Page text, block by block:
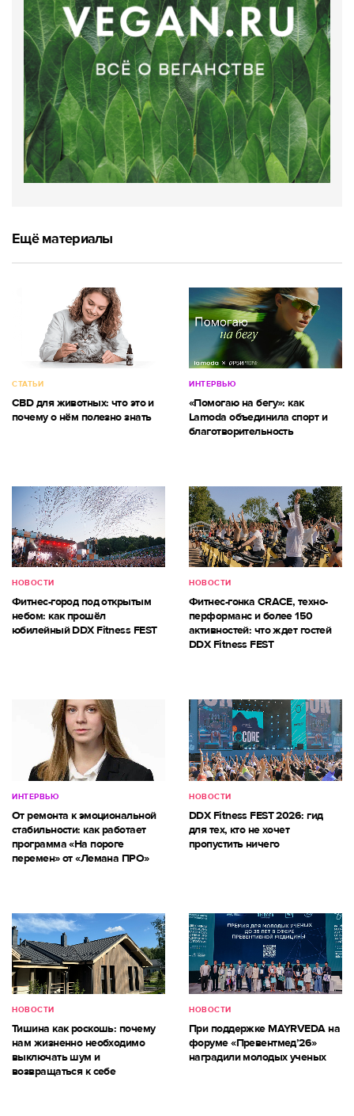
Ещё материалы
СТАТЬИ
CBD для животных: что это и
почему о нём полезно знать
ИНТЕРВЬЮ
«Помогаю на бегу»: как
Lamoda объединила спорт и
благотворительность
НОВОСТИ
Фитнес-город под открытым
небом: как прошёл
юбилейный DDX Fitness FEST
НОВОСТИ
Фитнес-гонка CRACE, техно-
перформанс и более 150
активностей: что ждет гостей
DDX Fitness FEST
ИНТЕРВЬЮ
От ремонта к эмоциональной
стабильности: как работает
программа «На пороге
перемен» от «Лемана ПРО»
НОВОСТИ
DDX Fitness FEST 2026: гид
для тех, кто не хочет
пропустить ничего
НОВОСТИ
Тишина как роскошь: почему
нам жизненно необходимо
выключать шум и
возвращаться к себе
НОВОСТИ
При поддержке MAYRVEDA на
форуме «Превентмед’26»
наградили молодых ученых